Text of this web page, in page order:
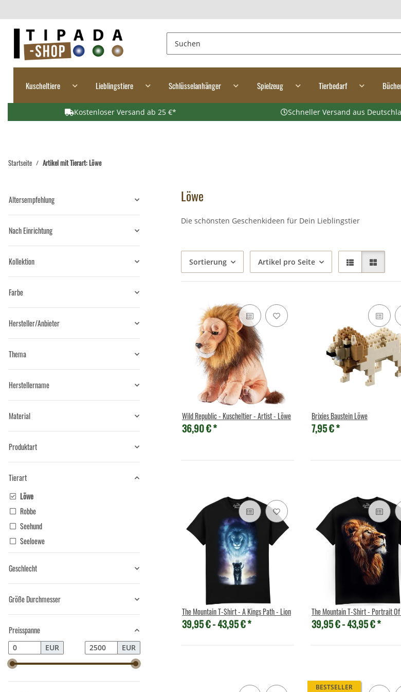
Kuscheltiere Lieblingstiere Schlüsselanhänger Spielzeug Tierbedarf
Kostenloser Versand ab 25 €* Schneller Versand aus
Startseite Artikel mit Tierart: Löwe
Löwe
Die schönsten Geschenkideen für Dein Lieblingstier
Sortierung Artikel pro Seite
Wild Republic - Kuscheltier - Artist - Löwe
36,90 €*
Brixies Baustein Löwe
7,95 €*
The Mountain T-Shirt - A Kings Path - Lion
39,95 € -43,95 €*
The Mountain T-Shirt - Portrait
39,95 € -43,95 €*
BESTSELLER
Altersempfehlung
Nach Einrichtung
Kollektion
Farbe
Hersteller/Anbieter
Thema
Herstellername
Material
Produktart
Tierart
Löwe
Robbe
Seehund
Seeloewe
Geschlecht
Größe Durchmesser
Preisspanne
EUR EUR